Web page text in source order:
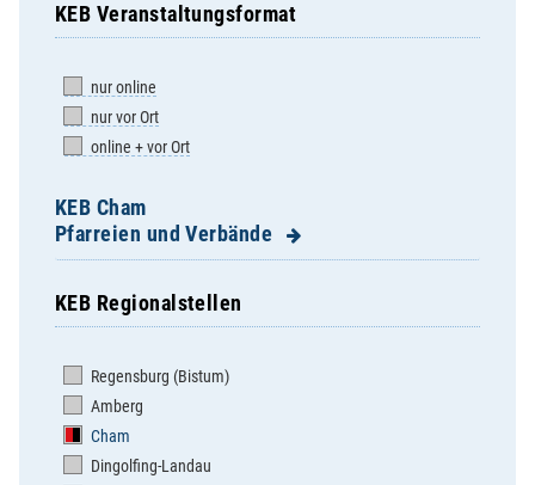
KEB Veranstaltungsformat
nur online
nur vor Ort
online + vor Ort
KEB Cham
Pfarreien und Verbände
Arnschwang - St. Martin
Arrach - St. Valentin
Ast - Zu unserer lieben Frau
Bad Kötzting - St.Mariä Himmelfahrt
KEB Regionalstellen
Regensburg (Bistum)
Amberg
Cham
Dingolfing-Landau